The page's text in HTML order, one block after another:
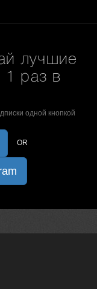
лучшие
1 раз в
одной кнопкой
OR